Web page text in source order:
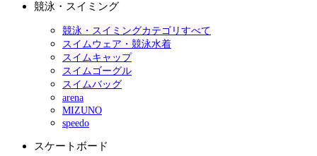
競泳・スイミング
競泳・スイミングカテゴリすべて
スイムウェア・競泳水着
スイムキャップ
スイムゴーグル
スイムバッグ
arena
MIZUNO
speedo
スケートボード